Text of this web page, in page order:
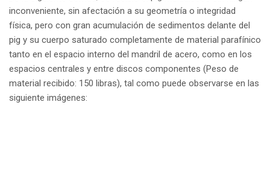
inconveniente, sin afectación a su geometría o integridad
física, pero con gran acumulación de sedimentos delante del
pig y su cuerpo saturado completamente de material parafínico
tanto en el espacio interno del mandril de acero, como en los
espacios centrales y entre discos componentes (Peso de
material recibido: 150 libras), tal como puede observarse en las
siguiente imágenes: